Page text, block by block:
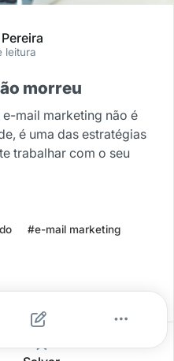
leitura
morreu
e-mail marketing não é
é uma das estratégias
trabalhar com o seu
#e-mail marketing